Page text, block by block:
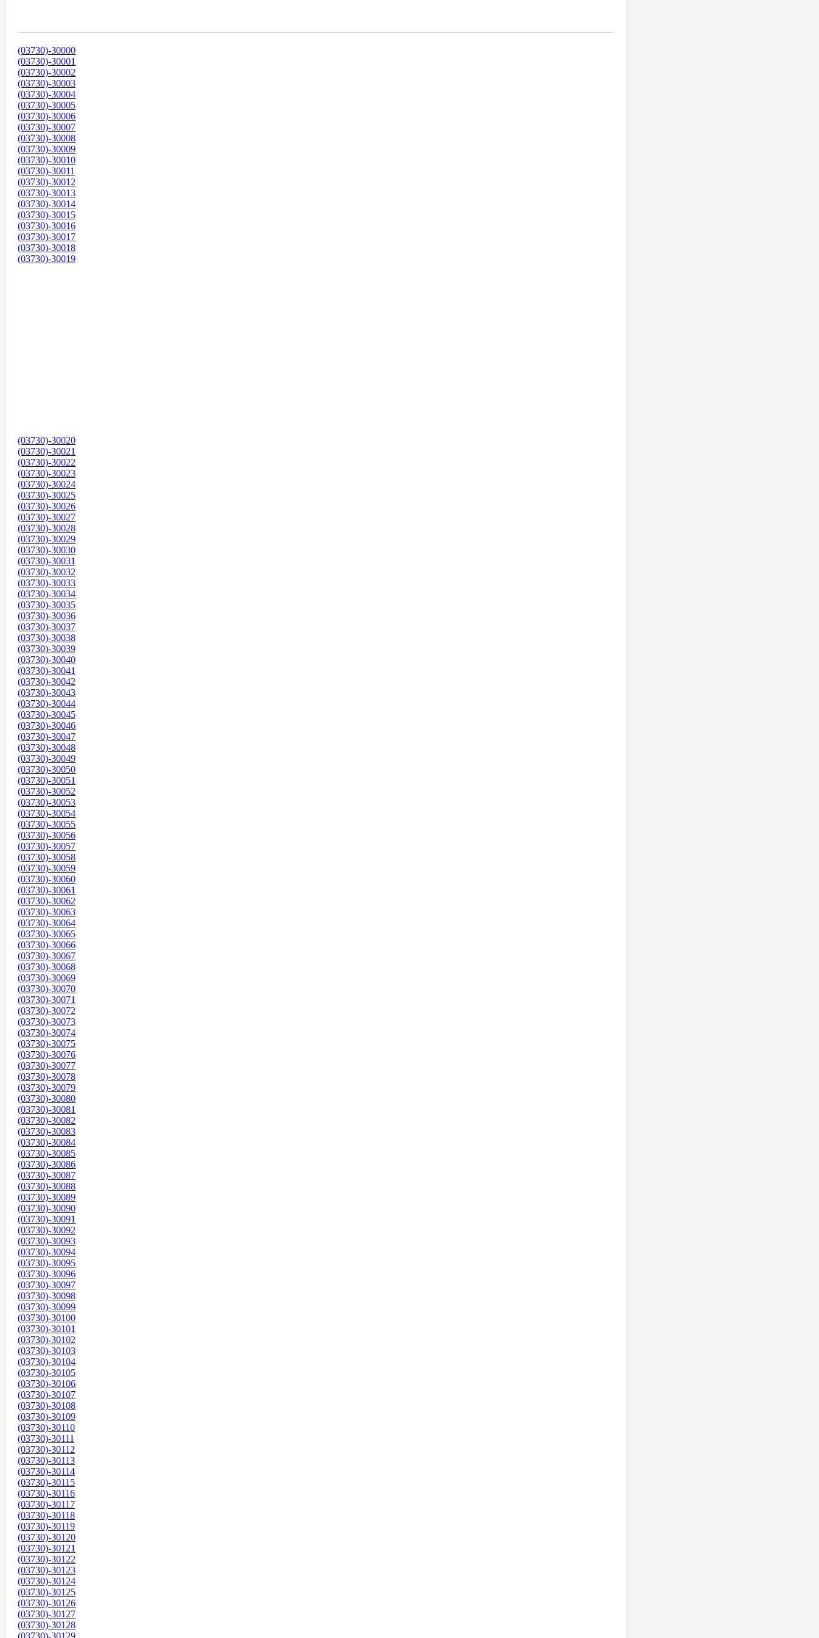
(03730)-30000
(03730)-30001
(03730)-30002
(03730)-30003
(03730)-30004
(03730)-30005
(03730)-30006
(03730)-30007
(03730)-30008
(03730)-30009
(03730)-30010
(03730)-30011
(03730)-30012
(03730)-30013
(03730)-30014
(03730)-30015
(03730)-30016
(03730)-30017
(03730)-30018
(03730)-30019
(03730)-30020
(03730)-30021
(03730)-30022
(03730)-30023
(03730)-30024
(03730)-30025
(03730)-30026
(03730)-30027
(03730)-30028
(03730)-30029
(03730)-30030
(03730)-30031
(03730)-30032
(03730)-30033
(03730)-30034
(03730)-30035
(03730)-30036
(03730)-30037
(03730)-30038
(03730)-30039
(03730)-30040
(03730)-30041
(03730)-30042
(03730)-30043
(03730)-30044
(03730)-30045
(03730)-30046
(03730)-30047
(03730)-30048
(03730)-30049
(03730)-30050
(03730)-30051
(03730)-30052
(03730)-30053
(03730)-30054
(03730)-30055
(03730)-30056
(03730)-30057
(03730)-30058
(03730)-30059
(03730)-30060
(03730)-30061
(03730)-30062
(03730)-30063
(03730)-30064
(03730)-30065
(03730)-30066
(03730)-30067
(03730)-30068
(03730)-30069
(03730)-30070
(03730)-30071
(03730)-30072
(03730)-30073
(03730)-30074
(03730)-30075
(03730)-30076
(03730)-30077
(03730)-30078
(03730)-30079
(03730)-30080
(03730)-30081
(03730)-30082
(03730)-30083
(03730)-30084
(03730)-30085
(03730)-30086
(03730)-30087
(03730)-30088
(03730)-30089
(03730)-30090
(03730)-30091
(03730)-30092
(03730)-30093
(03730)-30094
(03730)-30095
(03730)-30096
(03730)-30097
(03730)-30098
(03730)-30099
(03730)-30100
(03730)-30101
(03730)-30102
(03730)-30103
(03730)-30104
(03730)-30105
(03730)-30106
(03730)-30107
(03730)-30108
(03730)-30109
(03730)-30110
(03730)-30111
(03730)-30112
(03730)-30113
(03730)-30114
(03730)-30115
(03730)-30116
(03730)-30117
(03730)-30118
(03730)-30119
(03730)-30120
(03730)-30121
(03730)-30122
(03730)-30123
(03730)-30124
(03730)-30125
(03730)-30126
(03730)-30127
(03730)-30128
(03730)-30129